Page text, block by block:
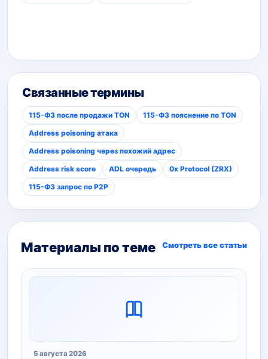
Связанные термины
115-ФЗ после продажи TON 115-ФЗ пояснение по TON
Address poisoning атака
Address poisoning через похожий адрес
Address risk score ADL очередь 0x Protocol (ZRX)
115-ФЗ запрос по P2P
Материалы по теме Смотреть все статьи
5 августа 2026